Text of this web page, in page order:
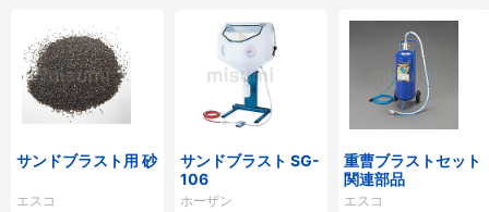
サンドブラスト用 砂
エスコ
サンドブラスト SG-
106
ホーザン
重曹ブラストセット
関連部品
エスコ